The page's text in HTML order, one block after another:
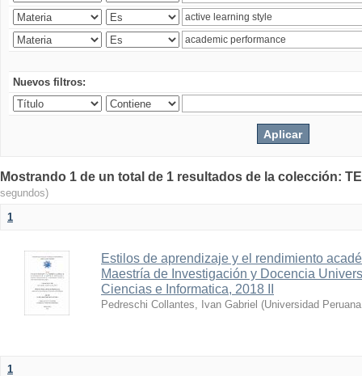
Nuevos filtros:
Mostrando 1 de un total de 1 resultados de la colección:
segundos)
1
Estilos de aprendizaje y el rendimiento
Maestría de Investigación y Docencia
Ciencias e Informatica, 2018 II
Pedreschi Collantes, Ivan Gabriel (Universidad
1